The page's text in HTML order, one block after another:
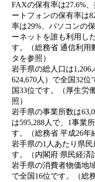
FAXの保有率は27.6%
ートフォンの保有率は
率は29%、パソコンの
ーネットを誰も利用し
す。（総務省 通信利用
タを参照）
岩手県の総人口は
624,670人）で全国32
国33位です。（厚生労
照）
岩手県の事業所数は
は595,288人で、1事業
す。（総務省 平成26年
岩手県の1人あたり県
す。（内閣府 県民経済
岩手県の消費者物価地
で全国16位です。（総